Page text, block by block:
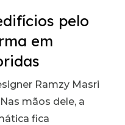
pelo
em
Ramzy Masri
mãos dele, a
fica